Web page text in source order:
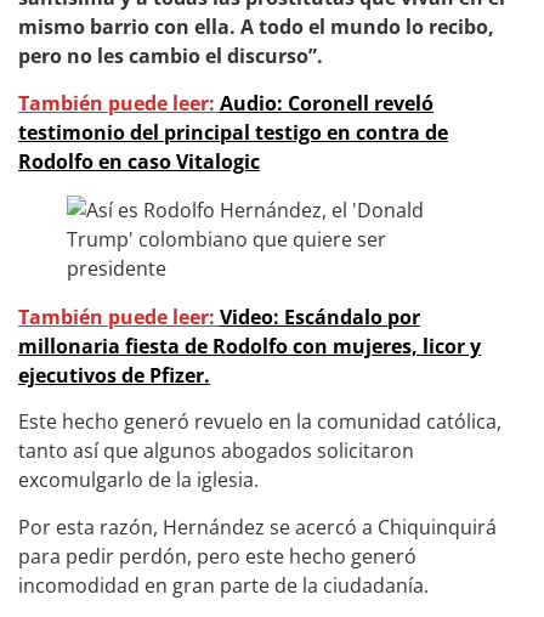
mismo barrio con ella. A todo el mundo lo recibo,
pero no les cambio el discurso”.
También puede leer: Audio: Coronell reveló
testimonio del principal testigo en contra de
Rodolfo en caso Vitalogic
También puede leer: Video: Escándalo por
millonaria fiesta de Rodolfo con mujeres, licor y
ejecutivos de Pfizer.
Este hecho generó revuelo en la comunidad católica,
tanto así que algunos abogados solicitaron
excomulgarlo de la iglesia.
Por esta razón, Hernández se acercó a Chiquinquirá
para pedir perdón, pero este hecho generó
incomodidad en gran parte de la ciudadanía.